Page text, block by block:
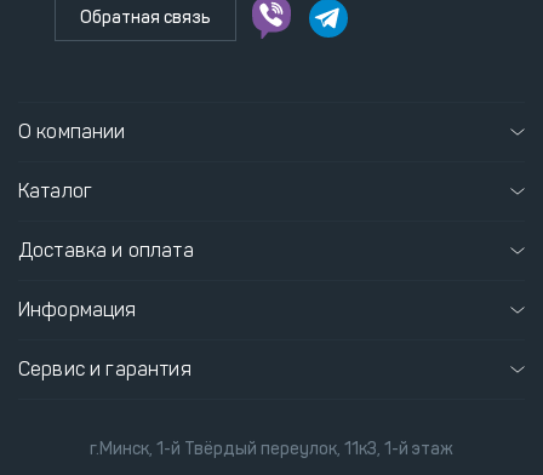
Обратная связь
О компании
Каталог
Доставка и оплата
Информация
Сервис и гарантия
г.Минск, 1-й Твёрдый переулок, 11к3, 1-й этаж